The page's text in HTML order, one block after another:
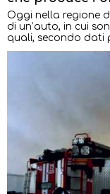
Oggi nella regione
di un’auto, in cui
quali, secondo dati